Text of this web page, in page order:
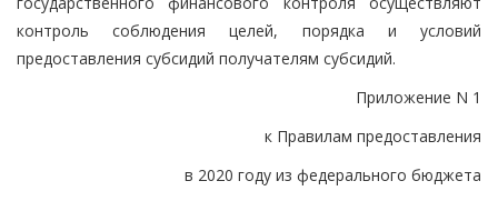
контроль соблюдения целей, порядка и условий
предоставления субсидий получателям субсидий.
Приложение N 1
к Правилам предоставления
в 2020 году из федерального бюджета